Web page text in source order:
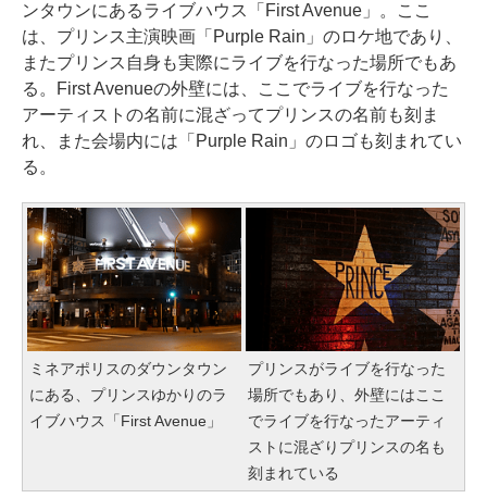
ンタウンにあるライブハウス「First Avenue」。ここ
は、プリンス主演映画「Purple Rain」のロケ地であり、
またプリンス自身も実際にライブを行なった場所でもあ
る。First Avenueの外壁には、ここでライブを行なった
アーティストの名前に混ざってプリンスの名前も刻ま
れ、また会場内には「Purple Rain」のロゴも刻まれてい
る。
ミネアポリスのダウンタウン
にある、プリンスゆかりのラ
イブハウス「First Avenue」
プリンスがライブを行なった
場所でもあり、外壁にはここ
でライブを行なったアーティ
ストに混ざりプリンスの名も
刻まれている